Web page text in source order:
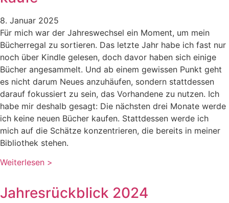
8. Januar 2025
Für mich war der Jahreswechsel ein Moment, um mein
Bücherregal zu sortieren. Das letzte Jahr habe ich fast nur
noch über Kindle gelesen, doch davor haben sich einige
Bücher angesammelt. Und ab einem gewissen Punkt geht
es nicht darum Neues anzuhäufen, sondern stattdessen
darauf fokussiert zu sein, das Vorhandene zu nutzen. Ich
habe mir deshalb gesagt: Die nächsten drei Monate werde
ich keine neuen Bücher kaufen. Stattdessen werde ich
mich auf die Schätze konzentrieren, die bereits in meiner
Bibliothek stehen.
Weiterlesen >
Jahresrückblick 2024